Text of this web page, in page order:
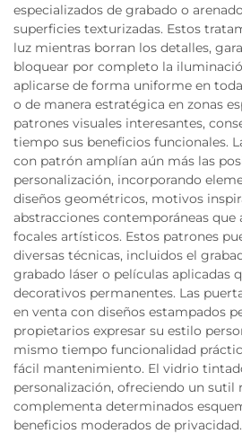
especializados de grabado o
superficies texturizadas. Estos
luz mientras borran los detalles,
bloquear por completo la
aplicarse de forma uniforme en
o de manera estratégica en zonas
patrones visuales interesantes,
tiempo sus beneficios funcionales.
con patrón amplían aún más las
personalización, incorporando
diseños geométricos, motivos
abstracciones contemporáneas
focales artísticos. Estos patrones
diversas técnicas, incluidos el
grabado láser o películas aplicadas
decorativos permanentes. Las
en venta con diseños estampados
propietarios expresar su estilo
mismo tiempo funcionalidad
fácil mantenimiento. El vidrio
personalización, ofreciendo un sutil
complementa determinados
beneficios moderados de